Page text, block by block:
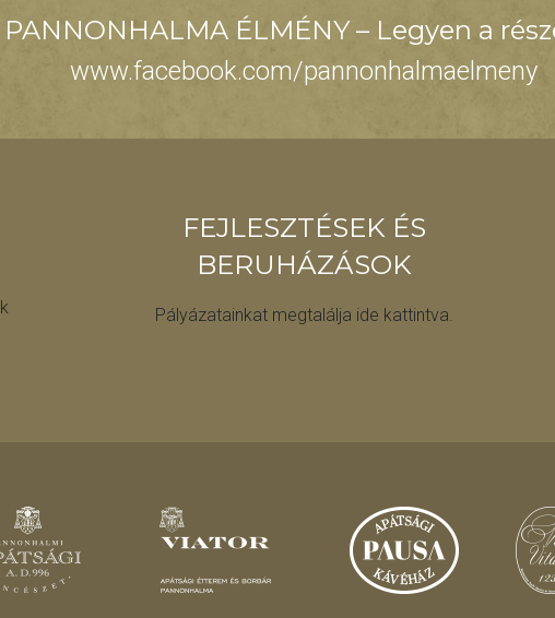
PANNONHALMA ÉLMÉNY – Legyen a
www.facebook.com/pannonhalmaelmeny
FEJLESZTÉSEK ÉS
BERUHÁZÁSOK
Pályázatainkat megtalálja ide kattintva.